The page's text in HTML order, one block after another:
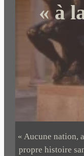
« à
« Aucune nation,
propre histoire